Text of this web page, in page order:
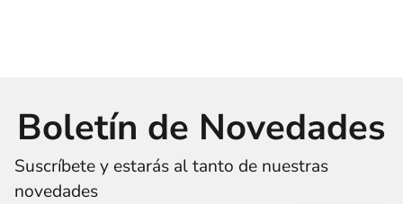
Boletín de Novedades
Suscríbete y estarás al tanto de nuestras
novedades